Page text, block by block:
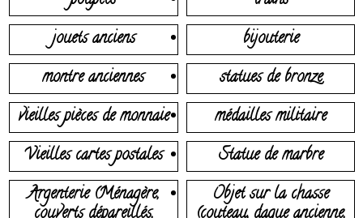
jouets anciens
bijouterie
montre anciennes
statues de bronze
vieilles pièces de monnaie
médailles militaire
Vieilles cartes postales
Statue de marbre
Argenterie (Ménagère,
Objet sur la chasse